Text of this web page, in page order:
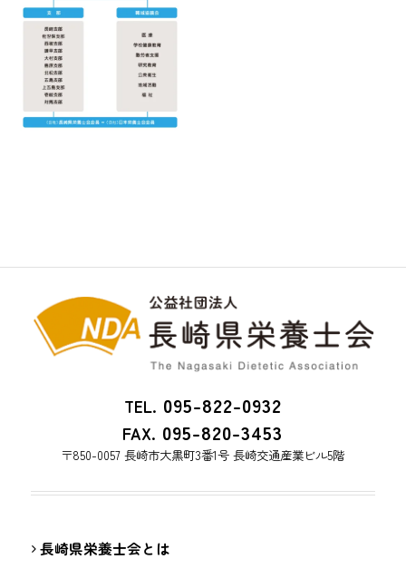
TEL. 095-822-0932
FAX. 095-820-3453
〒850-0057 長崎市大黒町3番1号 長崎交通産業ビル5階
長崎県栄養士会とは